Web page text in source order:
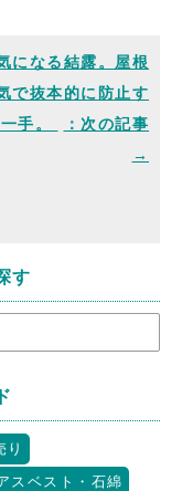
になる結露。屋根
で抜本的に防止す
手。
す
り
スベスト・石綿